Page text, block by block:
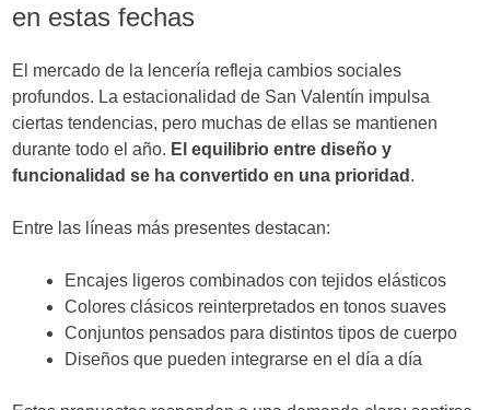
en estas fechas
El mercado de la lencería refleja cambios sociales
profundos. La estacionalidad de San Valentín impulsa
ciertas tendencias, pero muchas de ellas se mantienen
durante todo el año. El equilibrio entre diseño y
funcionalidad se ha convertido en una prioridad .
Entre las líneas más presentes destacan:
Encajes ligeros combinados con tejidos elásticos
Colores clásicos reinterpretados en tonos suaves
Conjuntos pensados para distintos tipos de cuerpo
Diseños que pueden integrarse en el día a día